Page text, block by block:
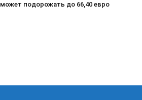
может подорожать до 66,40 евро